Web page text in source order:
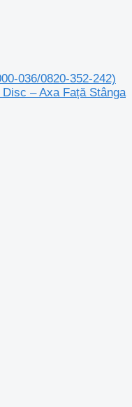
036/0820-352-242)
– Axa Față Stânga